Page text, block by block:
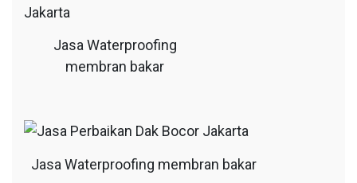
Jasa Waterproofing
membran bakar
Jasa Waterproofing membran bakar